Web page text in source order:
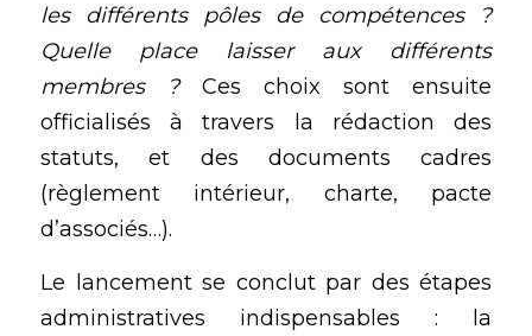
les différents pôles de compétences ?
Quelle place laisser aux différents
membres ? Ces choix sont ensuite
officialisés à travers la rédaction des
statuts, et des documents cadres
(règlement intérieur, charte, pacte
d’associés…).
Le lancement se conclut par des étapes
administratives indispensables : la